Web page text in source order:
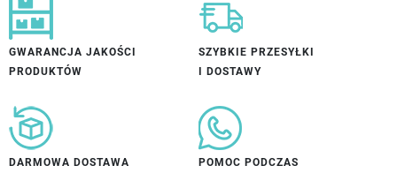
GWARANCJA JAKOŚCI
PRODUKTÓW
SZYBKIE PRZESYŁKI
I DOSTAWY
DARMOWA DOSTAWA
POMOC PODCZAS